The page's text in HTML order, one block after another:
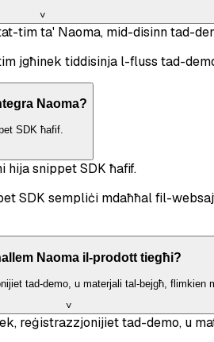
˅
tim ta' Naoma, mid-disinn tad-
jgħinek tiddisinja l-fluss tad-
Naoma?
SDK ħafif.
hija snippet SDK ħafif.
SDK sempliċi mdaħħal fil-
Naoma il-prodott tiegħi?
tad-demo, u materjali tal-bejgħ, flimkien
˅
reġistrazzjonijiet tad-demo, u